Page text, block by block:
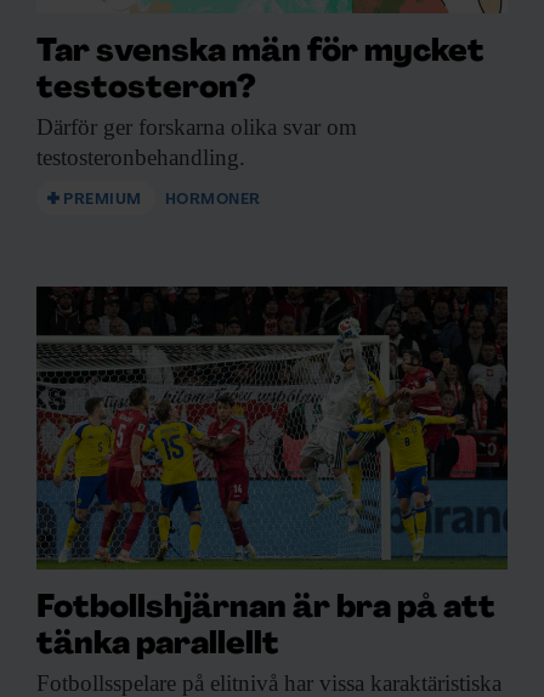
Tar svenska män för mycket
testosteron?
Därför ger forskarna olika svar om
testosteronbehandling.
PREMIUM HORMONER
Fotbollshjärnan är bra på att
tänka parallellt
Fotbollsspelare på elitnivå har vissa karaktäristiska